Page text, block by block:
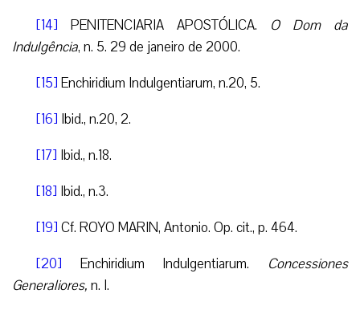
[14] PENITENCIARIA APOSTÓLICA. O Dom da
Indulgência, n. 5. 29 de janeiro de 2000.
[15] Enchiridium Indulgentiarum, n.20, 5.
[16] Ibid., n.20, 2.
[17] Ibid., n.18.
[18] Ibid., n.3.
[19] Cf. ROYO MARIN, Antonio. Op. cit., p. 464.
[20] Enchiridium Indulgentiarum. Concessiones
Generaliores, n. I.